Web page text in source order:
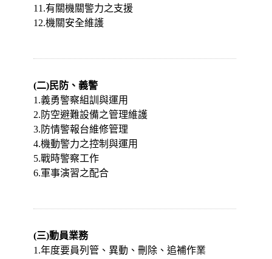
11.有關機關警力之支援
12.機關安全維護
(二)民防、義警
1.義勇警察組訓與運用
2.防空避難設備之管理維護
3.防情警報台維修管理
4.機動警力之控制與運用
5.戰時警察工作
6.軍事演習之配合
(三)動員業務
1.年度要員列管、異動、刪除、追補作業